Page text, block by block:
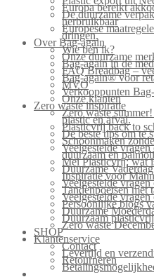
Europa bereikt
De duurzame
herbruikbaar
Europese
dringen.
Over Bag-again
Wie ben ik?
Onze duurzame
Bag-again in de
FAQ Breadbag –
Bag-again® voor
MVO
Verkooppunten
Onze klanten
Zero waste inspiratie
Zero waste
plastic en afval.
Plasticvrij back to
De beste tips om te
Schoonmaken
Veelgestelde
duurzaam en
Mei Plasticvrij: wat
Duurzame
Inspiratie voor
Veelgestelde
Tandenpoetsen met
Veelgestelde
Persoonlijke blogs
Duurzame
Duurzaam
Zero waste
SHOP
Klantenservice
Contact
Levertijd en
Retourneren